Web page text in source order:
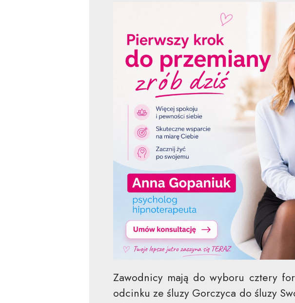
Zawodnicy mają do wyboru cztery
odcinku ze śluzy Gorczyca do śluzy